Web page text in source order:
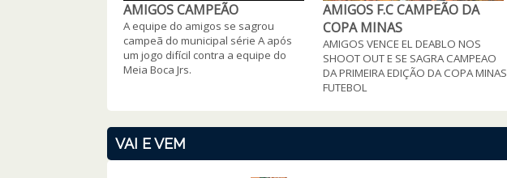
AMIGOS CAMPEÃO
A equipe do amigos se sagrou
campeã do municipal série A após
um jogo difícil contra a equipe do
Meia Boca Jrs.
AMIGOS F.C CAMPEÃO DA
COPA MINAS
AMIGOS VENCE EL DEABLO NOS
SHOOT OUT E SE SAGRA CAMPEAO
DA PRIMEIRA EDIÇÃO DA COPA MINAS
FUTEBOL
VAI E VEM